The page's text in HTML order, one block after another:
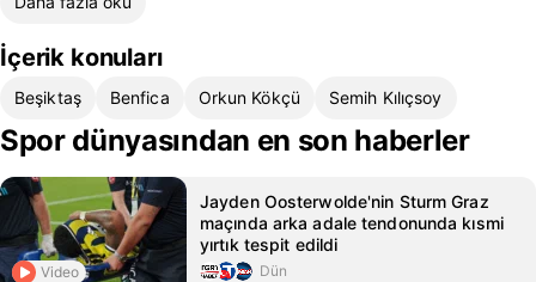
İçerik konuları
Beşiktaş Benfica Orkun Kökçü Semih Kılıçsoy
Spor dünyasından en son haberler
Video
Jayden Oosterwolde'nin Sturm Graz
maçında arka adale tendonunda kısmi
yırtık tespit edildi
Dün